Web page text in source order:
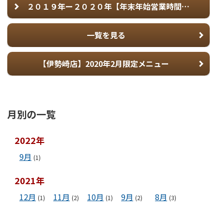
２０１９年ー２０２０年【年末年始営業時間】のご案内
一覧を見る
【伊勢崎店】2020年2月限定メニュー
月別の一覧
2022年
9月 (1)
2021年
12月 (1) 11月 (2) 10月 (1) 9月 (2) 8月 (3)